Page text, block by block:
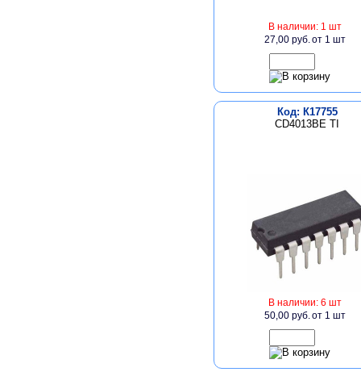
В наличии: 1 шт
27,00 руб.от 1 шт
Код: К17755
CD4013BE TI
В наличии: 6 шт
50,00 руб.от 1 шт